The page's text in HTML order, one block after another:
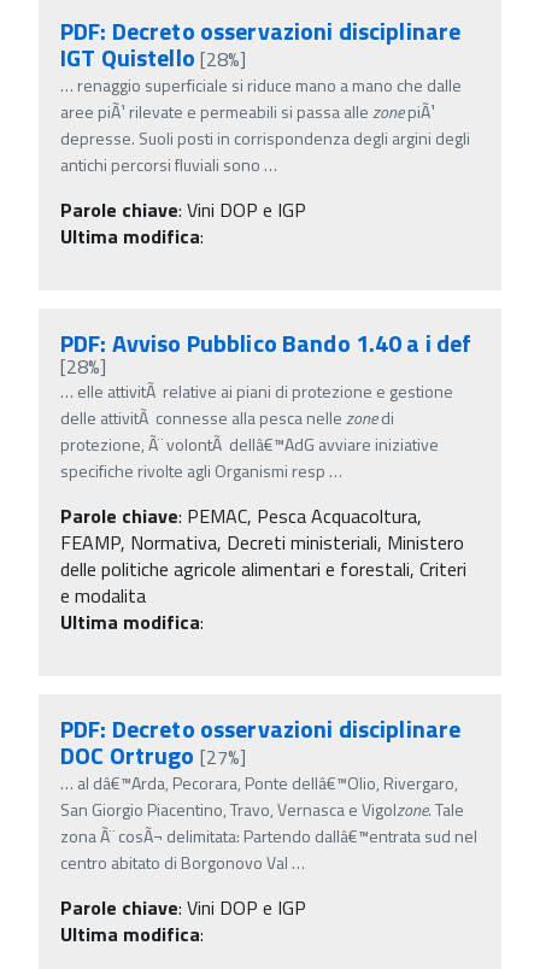
PDF: Decreto osservazioni disciplinare
IGT Quistello [28%]
… renaggio superficiale si riduce mano a mano che dalle
aree piÃ¹ rilevate e permeabili si passa allezonepiÃ¹
depresse. Suoli posti in corrispondenza degli argini degli
antichi percorsi fluviali sono …
Parole chiave: Vini DOP e IGP
Ultima modifica:
PDF: Avviso Pubblico Bando 1.40 a i def
[28%]
… elle attivitÃ relative ai piani di protezione e gestione
delle attivitÃ connesse alla pesca nellezonedi
protezione, Ã¨ volontÃ dellâ€™AdG avviare iniziative
specifiche rivolte agli Organismi resp …
Parole chiave: PEMAC, Pesca Acquacoltura,
FEAMP, Normativa, Decreti ministeriali, Ministero
delle politiche agricole alimentari e forestali, Criteri
e modalita
Ultima modifica:
PDF: Decreto osservazioni disciplinare
DOC Ortrugo [27%]
… al dâ€™Arda, Pecorara, Ponte dellâ€™Olio, Rivergaro,
San Giorgio Piacentino, Travo, Vernasca e Vigolzone. Tale
zona Ã¨ cosÃ¬ delimitata: Partendo dallâ€™entrata sud nel
centro abitato di Borgonovo Val …
Parole chiave: Vini DOP e IGP
Ultima modifica: